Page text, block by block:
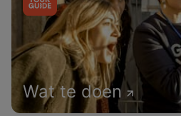
Wat te doen